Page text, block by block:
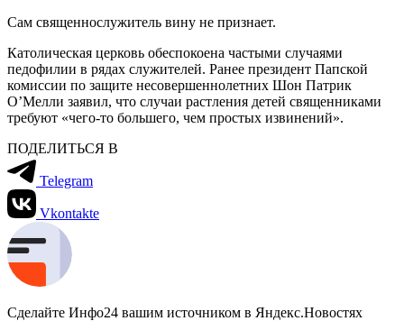
Сам священнослужитель вину не признает.
Католическая церковь обеспокоена частыми случаями
педофилии в рядах служителей. Ранее президент Папской
комиссии по защите несовершеннолетних Шон Патрик
О’Мелли заявил, что случаи растления детей священниками
требуют «чего-то большего, чем простых извинений».
ПОДЕЛИТЬСЯ В
Telegram
Vkontakte
Сделайте Инфо24 вашим источником в Яндекс.Новостях